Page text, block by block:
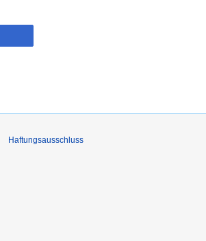
Haftungsausschluss